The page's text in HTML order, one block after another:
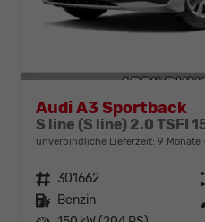
Audi A3 Sportback
unverbindliche Lieferzeit: 9 Monate
Fahrzeugnr. 301662
Kraftstoff Benzin